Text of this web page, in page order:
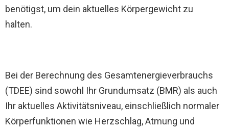
benötigst, um dein aktuelles Körpergewicht zu
halten.
Bei der Berechnung des Gesamtenergieverbrauchs
(TDEE) sind sowohl Ihr Grundumsatz (BMR) als auch
Ihr aktuelles Aktivitätsniveau, einschließlich normaler
Körperfunktionen wie Herzschlag, Atmung und